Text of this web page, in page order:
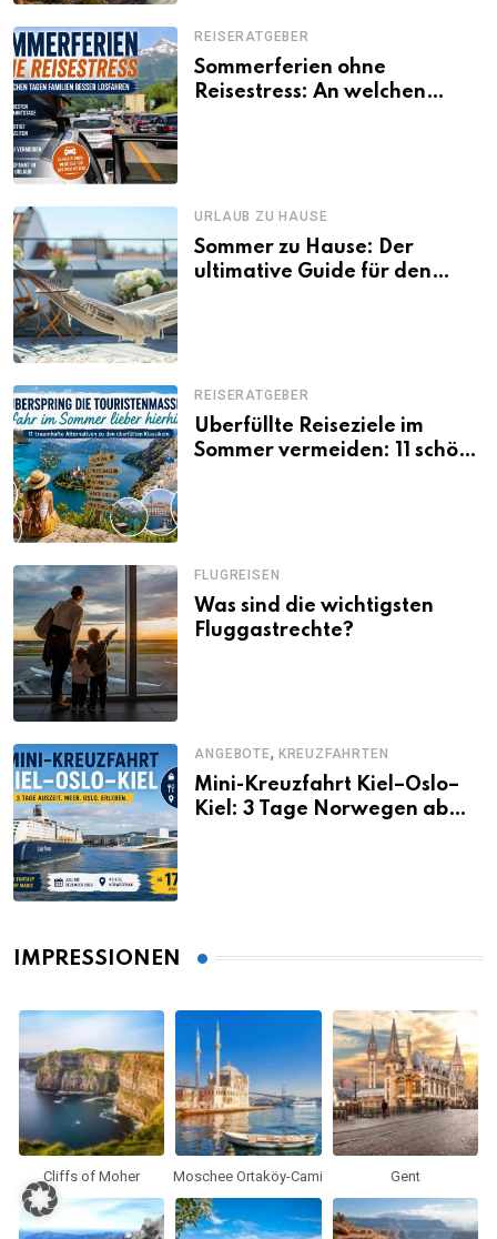
REISERATGEBER
Sommerferien ohne
Reisestress: An welchen
URLAUB ZU HAUSE
Sommer zu Hause: Der
ultimative Guide für den
REISERATGEBER
Überfüllte Reiseziele im
Sommer vermeiden: 11 schöne
FLUGREISEN
Was sind die wichtigsten
Fluggastrechte?
ANGEBOTE, KREUZFAHRTEN
Mini-Kreuzfahrt Kiel–Oslo–
Kiel: 3 Tage Norwegen ab
IMPRESSIONEN
Cliffs of Moher Moschee Ortaköy-Cami Gent